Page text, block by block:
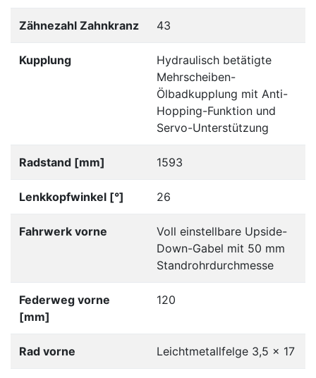
Zähnezahl Zahnkranz 43
Kupplung
Hydraulisch betätigte
Mehrscheiben-
Ölbadkupplung mit Anti-
Hopping-Funktion und
Servo-Unterstützung
Radstand [mm] 1593
Lenkkopfwinkel [°] 26
Fahrwerk vorne
Voll einstellbare Upside-
Down-Gabel mit 50 mm
Standrohrdurchmesse
Federweg vorne
[mm]
120
Rad vorne Leichtmetallfelge 3,5 x 17